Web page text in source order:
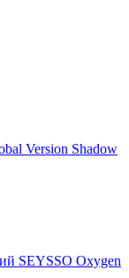
Version Shadow
SEYSSO Oxygen